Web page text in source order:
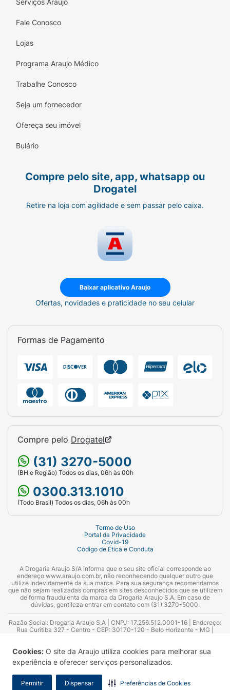
Cookies: O site da Araujo utiliza cookies para melhorar sua
experiência e oferecer serviços personalizados.
Permitir Dispensar Preferências de Cookies
Serviços Araujo
Fale Conosco
Lojas
Programa Araujo Médico
Trabalhe Conosco
Seja um fornecedor
Ofereça seu imóvel
Bulário
Compre pelo site, app, whatsapp ou
Drogatel
Retire na loja com agilidade e sem passar pelo caixa.
Baixar aplicativo Araujo
Ofertas, novidades e praticidade no seu celular
Formas de Pagamento
Compre pelo Drogatel
(31) 3270-5000
(BH e Região) Todos os dias, 06h às 00h
0300.313.1010
(Todo Brasil) Todos os dias, 06h às 00h
Termo de Uso
Portal da Privacidade
Covid-19
Código de Ética e Conduta
A Drogaria Araujo S/A informa que o seu site oficial corresponde ao
endereço www.araujo.com.br, não reconhecendo qualquer outro que
utilize indevidamente da sua marca. Para sua segurança recomendamos
que não sejam realizadas compras em sites desconhecidos que se utilizem
de forma fraudulenta da marca da Drogaria Araujo S.A. Em caso de
dúvidas, gentileza entrar em contato com (31) 3270-5000.
Razão Social: Drogaria Araujo S.A | CNPJ: 17.256.512.0001-16 | Endereço:
Rua Curitiba 327 - Centro - CEP: 30170-120 - Belo Horizonte - MG |
Azevedo Guimarães – CRF 10.965 | Yasmin Silva Alvarenga – CRF 52.584 -
Consultor substituto: Thiago Aguiar Pinheiro - CRF Nº 13.748. Alvará
Sanitário: 2025020713 | Autorização de Funcionamento da Empresa (AFE):